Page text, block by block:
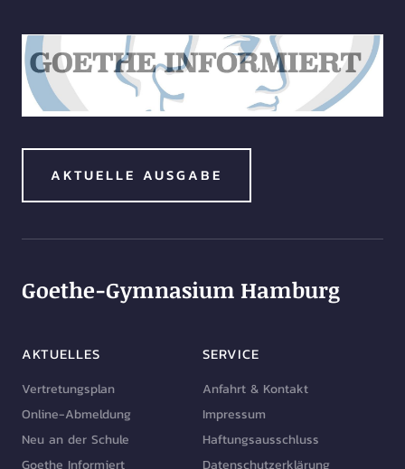
AKTUELLE AUSGABE
Goethe-Gymnasium Hamburg
AKTUELLES
Vertretungsplan
Online-Abmeldung
Neu an der Schule
SERVICE
Anfahrt & Kontakt
Impressum
Haftungsausschluss